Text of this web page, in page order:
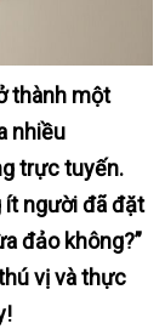
thành một
nhiều
trực tuyến.
ít người đã đặt
đảo không?”
vị và thực